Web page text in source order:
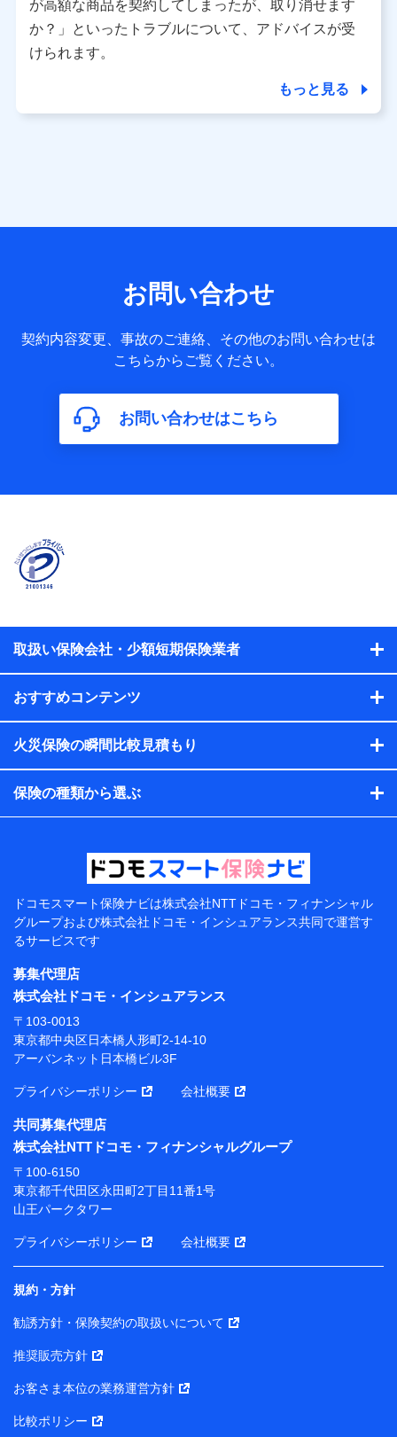
会社NTTドコモが提供する各種サービスのご契約状態・ご利
用履歴インターネット利用時の行動に関する情報、アプリケ
ーション利用時の行動に関する情報、購入されたサービスや
当社又は株式会社NTTドコモが提供する保険関連サービスに
送信履歴などの情報）が含まれます。
約に関する情報。例として、保険契約者及び被保険者の氏
名、住所、生年月日、性別、保険契約者と被保険者の関係、
保険加入の目的、保険商品の内容、保険料、保険料のお支払
年数などの情報、ペットの種類や年齢などの情報などが含ま
れます。
【共同して利用する者の範囲】
株式会社NTTドコモ
当社又は株式会社NTTドコモが提供する保険関連サービスに
おけるユーザ登録受付および管理のため
当社又は株式会社NTTドコモと取引のあるもしくは委託を受
れらに付帯、関連する当社、株式会社NTTドコモおよび提携
会社のサービスを案内、提供するため
析して、お客さまの趣味・嗜好・傾向に応じたサービス・商
各種セミナーの開催のため
コンサルティングサービスの実施のため
アンケートやキャンペーン等の実施のため
上記に係る案内・手続き・管理等付帯業務を行うため
当該個人データを取り扱う各共同利用者（詳細は次のと
東京都千代田区永田町2丁目11番1号 山王パークタワー
株式会社NTTドコモ 代表取締役社長 前田 義晃
東京都中央区日本橋人形町2-14-10 アーバンネット日
本橋ビル 3F
長 吉村 忠義
※ 当社および株式会社NTTドコモは、お客さまの情報
ソナルデータ憲章」に定める行動原則を順守します 。
※ パーソナルデータダッシュボードの「第三者提供の
管理」の設定状態にかかわらず、共同利用する場合があ
ります。
※ dポイントクラブ会員ではないお客さま（2019年12
月11日以降、一度もdポイントクラブ会員であったこと
がないお客さまに限る）に関する、2019年12月10日以
前に取得した個人データは、こちら の利用目的の範囲内
当社は株式会社NTTドコモ・フィナンシャルグループ
との間で、以下のとおり個人データを共同利用しま
す。
【共同して利用される利用データの項目】
当社または株式会社NTTドコモ・フィナンシャルグルー
の個人データ
が高額な商品を契約してしまったが、取り消せます
か？」といったトラブルについて、アドバイスが受
けられます。
もっと見る
お問い合わせ
契約内容変更、事故のご連絡、その他のお問い合わせは
こちらからご覧ください。
お問い合わせはこちら
取扱い保険会社・少額短期保険業者
おすすめコンテンツ
火災保険の瞬間比較見積もり
保険の種類から選ぶ
ドコモスマート保険ナビは株式会社NTTドコモ・フィナンシャル
グループおよび株式会社ドコモ・インシュアランス共同で運営す
るサービスです
募集代理店
株式会社ドコモ・インシュアランス
〒103-0013
東京都中央区日本橋人形町2-14-10
アーバンネット日本橋ビル3F
プライバシーポリシー 会社概要
共同募集代理店
株式会社NTTドコモ・フィナンシャルグループ
〒100-6150
東京都千代田区永田町2丁目11番1号
山王パークタワー
プライバシーポリシー 会社概要
規約・方針
勧誘方針・保険契約の取扱いについて
推奨販売方針
お客さま本位の業務運営方針
比較ポリシー